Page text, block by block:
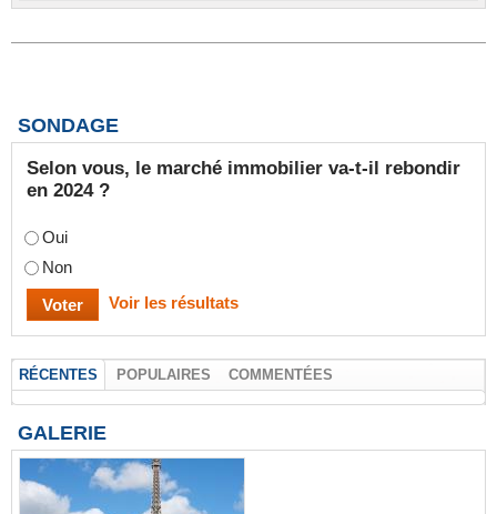
SONDAGE
Selon vous, le marché immobilier va-t-il rebondir
en 2024 ?
Oui
Non
Voir les résultats
RÉCENTES POPULAIRES COMMENTÉES
GALERIE